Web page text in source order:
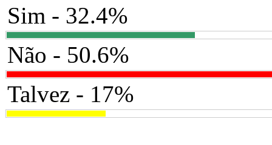
Sim - 32.4%
Não - 50.6%
Talvez - 17%